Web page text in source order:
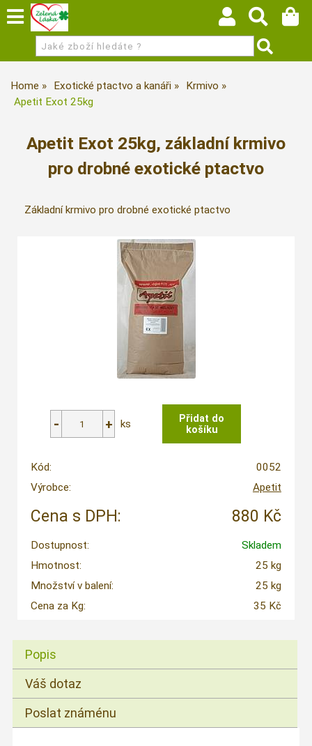
Home Exotické ptactvo a kanáři
Krmivo
Apetit Exot 25kg
Apetit Exot 25kg, základní krmivo
pro drobné exotické ptactvo
Základní krmivo pro drobné exotické ptactvo
ks
Kód:
0052
Výrobce:
Apetit
Cena s DPH: 880 Kč
Dostupnost:
Skladem
Hmotnost:
25 kg
Množství v balení:
25 kg
Cena za Kg:
35 Kč
Popis
Váš dotaz
Poslat známénu